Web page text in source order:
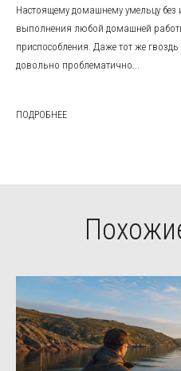
Настоящему домашнему умельцу без
выполнения любой домашней
приспособления. Даже тот же
довольно проблематично...
ПОДРОБНЕЕ